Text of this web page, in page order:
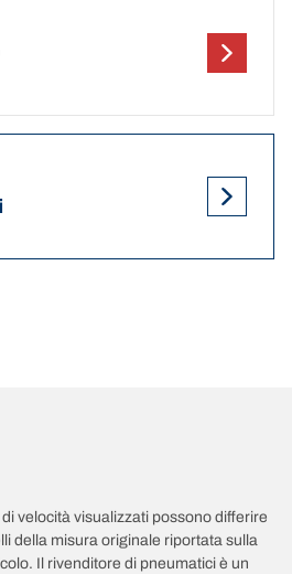
di velocità visualizzati possono differire
della misura originale riportata sulla
Il rivenditore di pneumatici è un